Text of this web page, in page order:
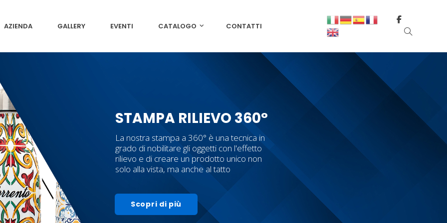
AZIENDA GALLERY EVENTI CATALOGO CONTATTI
STAMPA RILIEVO 360°
Scopri di più
La nostra stampa a 360° è una tecnica in
grado di nobilitare gli oggetti con l'effetto
rilievo e di creare un prodotto unico non
solo alla vista, ma anche al tatto